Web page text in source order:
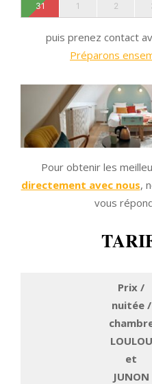
31 1 2
puis prenez contact
Préparons
Pour obtenir les
directement avec nous,
vous
Prix /
nuitée /
LOULOU
et
JUNON